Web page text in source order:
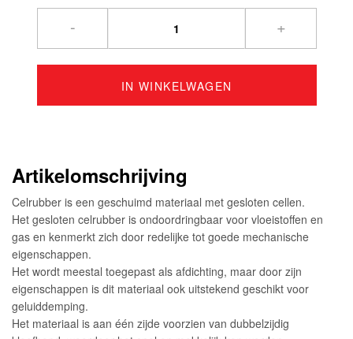
- +
IN WINKELWAGEN
Artikelomschrijving
Celrubber is een geschuimd materiaal met gesloten cellen.
Het gesloten celrubber is ondoordringbaar voor vloeistoffen en
gas en kenmerkt zich door redelijke tot goede mechanische
eigenschappen.
Het wordt meestal toegepast als afdichting, maar door zijn
eigenschappen is dit materiaal ook uitstekend geschikt voor
geluiddemping.
Het materiaal is aan één zijde voorzien van dubbelzijdig